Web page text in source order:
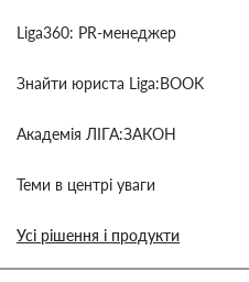
Liga360: PR-менеджер
Знайти юриста Liga:BOOK
Академія ЛІГА:ЗАКОН
Теми в центрі уваги
Усі рішення і продукти